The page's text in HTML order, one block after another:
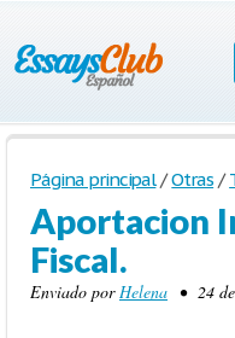
Página principal / Otras /
Aportacion
Fiscal.
Enviado porHelena • 24